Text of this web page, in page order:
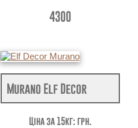
4300
Murano Elf Decor
Ціна за 15кг: грн.